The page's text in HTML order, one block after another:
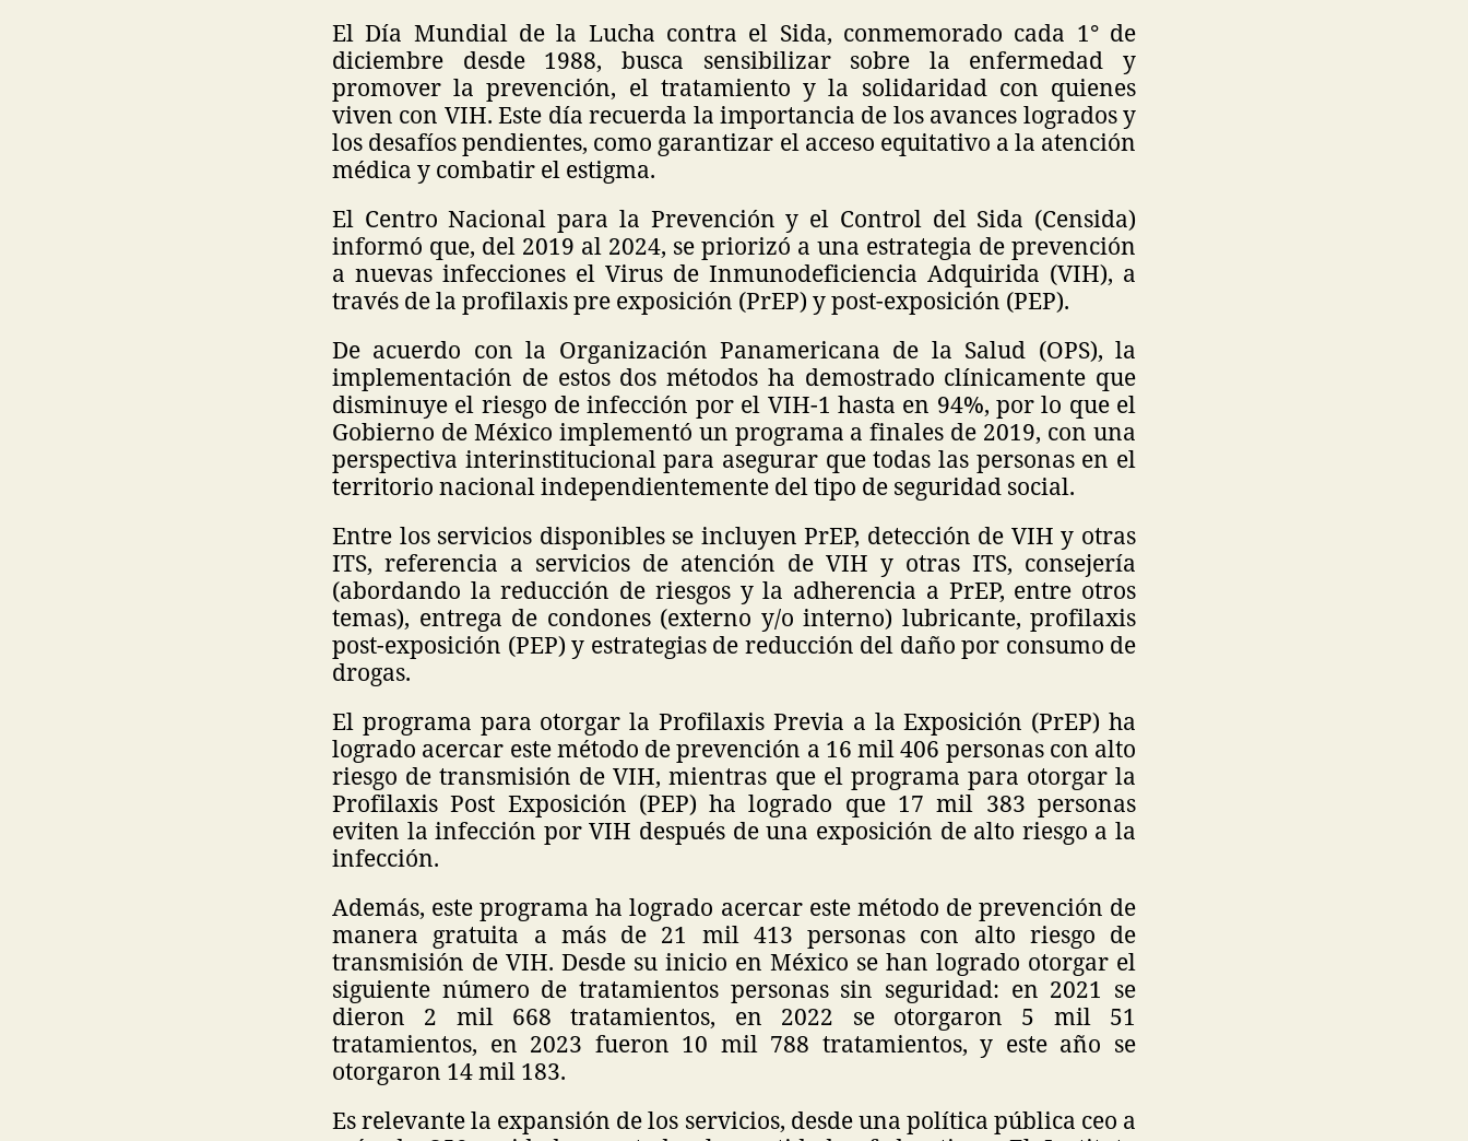
El Día Mundial de la Lucha contra el Sida, conmemorado cada 1° de
diciembre desde 1988, busca sensibilizar sobre la enfermedad y
promover la prevención, el tratamiento y la solidaridad con quienes
viven con VIH. Este día recuerda la importancia de los avances logrados y
los desafíos pendientes, como garantizar el acceso equitativo a la atención
médica y combatir el estigma.
El Centro Nacional para la Prevención y el Control del Sida (Censida)
informó que, del 2019 al 2024, se priorizó a una estrategia de prevención
a nuevas infecciones el Virus de Inmunodeficiencia Adquirida (VIH), a
través de la profilaxis pre exposición (PrEP) y post-exposición (PEP).
De acuerdo con la Organización Panamericana de la Salud (OPS), la
implementación de estos dos métodos ha demostrado clínicamente que
disminuye el riesgo de infección por el VIH-1 hasta en 94%, por lo que el
Gobierno de México implementó un programa a finales de 2019, con una
perspectiva interinstitucional para asegurar que todas las personas en el
territorio nacional independientemente del tipo de seguridad social.
Entre los servicios disponibles se incluyen PrEP, detección de VIH y otras
ITS, referencia a servicios de atención de VIH y otras ITS, consejería
(abordando la reducción de riesgos y la adherencia a PrEP, entre otros
temas), entrega de condones (externo y/o interno) lubricante, profilaxis
post-exposición (PEP) y estrategias de reducción del daño por consumo de
drogas.
El programa para otorgar la Profilaxis Previa a la Exposición (PrEP) ha
logrado acercar este método de prevención a 16 mil 406 personas con alto
riesgo de transmisión de VIH, mientras que el programa para otorgar la
Profilaxis Post Exposición (PEP) ha logrado que 17 mil 383 personas
eviten la infección por VIH después de una exposición de alto riesgo a la
infección.
Además, este programa ha logrado acercar este método de prevención de
manera gratuita a más de 21 mil 413 personas con alto riesgo de
transmisión de VIH. Desde su inicio en México se han logrado otorgar el
siguiente número de tratamientos personas sin seguridad: en 2021 se
dieron 2 mil 668 tratamientos, en 2022 se otorgaron 5 mil 51
tratamientos, en 2023 fueron 10 mil 788 tratamientos, y este año se
otorgaron 14 mil 183.
Es relevante la expansión de los servicios, desde una política pública ceo a